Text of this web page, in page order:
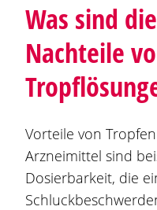
Was sind
Nachteile
Vorteile von
Arzneimittel sind
Dosierbarkeit, die